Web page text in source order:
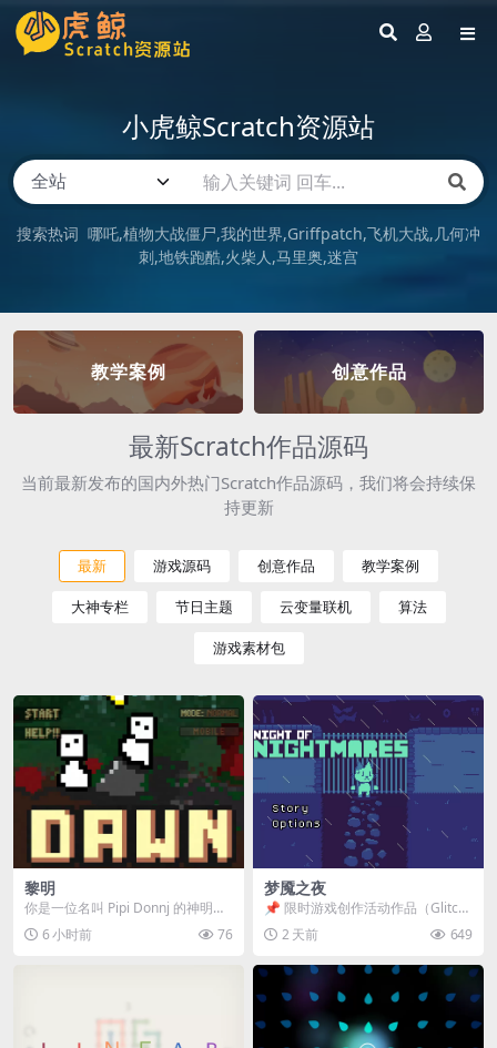
小虎鲸Scratch资源站
搜索热词 哪吒 植物大战僵尸 我的世界 Griffpatch 飞机大战 几何冲
刺 地铁跑酷 火柴人 马里奥 迷宫
教学案例 创意作品
最新Scratch作品源码
当前最新发布的国内外热门Scratch作品源码，我们将会持续保
持更新
最新 游戏源码 创意作品 教学案例
大神专栏 节日主题 云变量联机 算法
游戏素材包
黎明
你是一位名叫 Pipi Donnj 的神明。
你的任务是保护一群白色小人。 点
击...6 小时前 76
梦魇之夜
📌 限时游戏创作活动作品（Glitch
Game Jam） 📖 故事背景 怪物四...
2 天前 649